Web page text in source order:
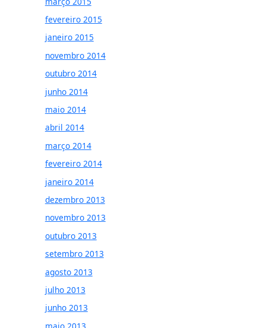
fevereiro 2015
janeiro 2015
novembro 2014
outubro 2014
junho 2014
maio 2014
abril 2014
março 2014
fevereiro 2014
janeiro 2014
dezembro 2013
novembro 2013
outubro 2013
setembro 2013
agosto 2013
julho 2013
junho 2013